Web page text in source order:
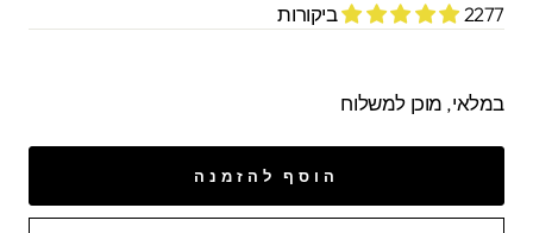
2277 ביקורות
במלאי, מוכן למשלוח
הוסף להזמנה